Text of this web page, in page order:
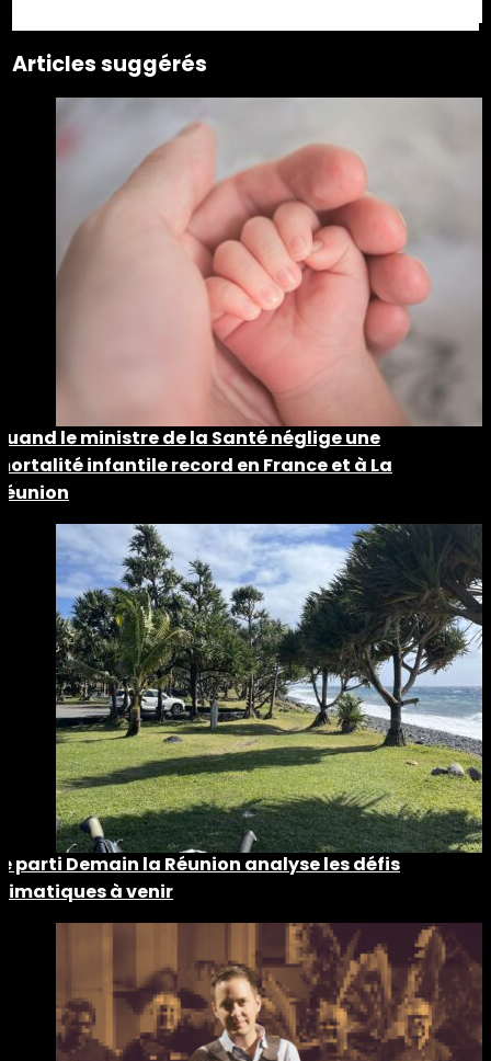
Articles suggérés
le ministre de la Santé néglige une
infantile record en France et à La
parti Demain la Réunion analyse les défis
à venir